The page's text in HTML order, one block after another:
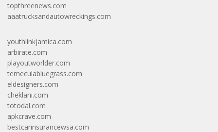
topthreenews.com
aaatrucksandautowreckings.com
youthlinkjamica.com
arbirate.com
playoutworlder.com
temeculabluegrass.com
eldesigners.com
cheklani.com
totodal.com
apkcrave.com
bestcarinsurancewsa.com